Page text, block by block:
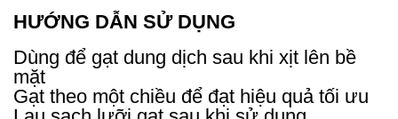
HƯỚNG DẪN SỬ DỤNG
Dùng để gạt dung dịch sau khi xịt lên bề
mặt
Gạt theo một chiều để đạt hiệu quả tối ưu